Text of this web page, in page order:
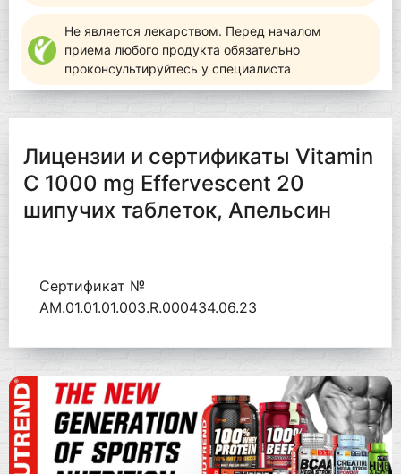
Не является лекарством. Перед началом
приема любого продукта обязательно
проконсультируйтесь у специалиста
Лицензии и сертификаты Vitamin
C 1000 mg Effervescent 20
шипучих таблеток, Апельсин
Сертификат №
AM.01.01.01.003.R.000434.06.23